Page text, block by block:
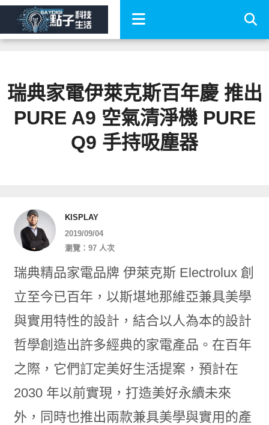
瑞典家電伊萊克斯百年慶 推出
PURE A9 空氣清淨機 PURE
Q9 手持吸塵器
KISPLAY
2019/09/04
瀏覽：97 人次
瑞典精品家電品牌 伊萊克斯 Electrolux 創
立至今已百年，以斯堪地那維亞兼具美學
與實用特性的設計，結合以人為本的設計
哲學創造出許多經典的家電產品。在百年
之際，它們訂定美好生活提案，預計在
2030 年以前實現，打造美好永續未來
外，同時也推出兩款兼具美學與實用的產